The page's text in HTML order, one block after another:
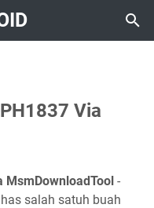
Via
MsmDownloadTool -
salah satuh buah